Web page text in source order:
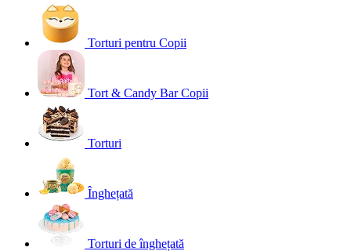
Torturi pentru Copii
Tort & Candy Bar Copii
Torturi
Înghețată
Torturi de înghețată